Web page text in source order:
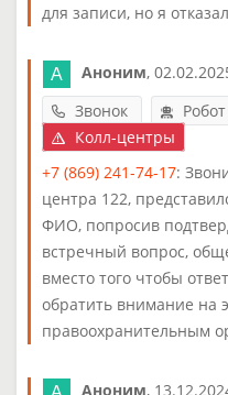
для записи, но я
Аноним,
Звонок
Колл-центры
+7 (869) 241-74-17:
центра 122,
ФИО, попросив
встречный вопрос,
вместо того чтобы
обратить внимание на
правоохранительным
Аноним,